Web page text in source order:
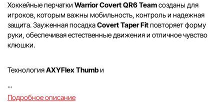
Хоккейные перчатки Warrior Covert QR6 Teamсозданы для
игроков, которым важны мобильность, контроль и надежная
защита. Зауженная посадкаCovert Taper Fitповторяет форму
руки, обеспечивая естественные движения и отличное чувство
клюшки.
ТехнологияAXYFlex Thumbи
...
Подробное описание